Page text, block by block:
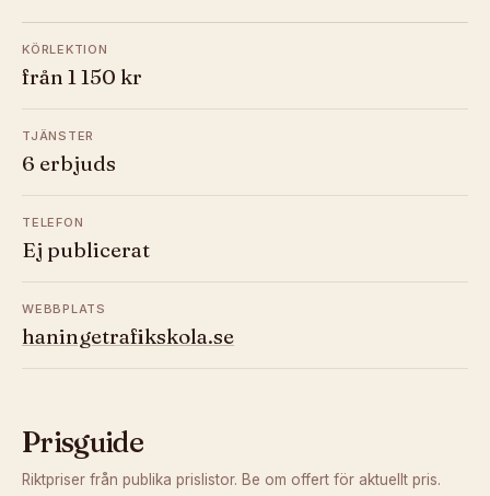
KÖRLEKTION
från 1 150 kr
TJÄNSTER
6 erbjuds
TELEFON
Ej publicerat
WEBBPLATS
haningetrafikskola.se
Prisguide
Riktpriser från publika prislistor. Be om offert för aktuellt pris.